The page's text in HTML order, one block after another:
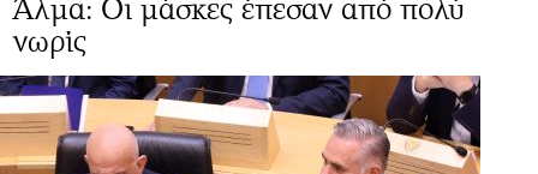
Άλμα: Οι μάσκες έπεσαν από πολύ
νωρίς